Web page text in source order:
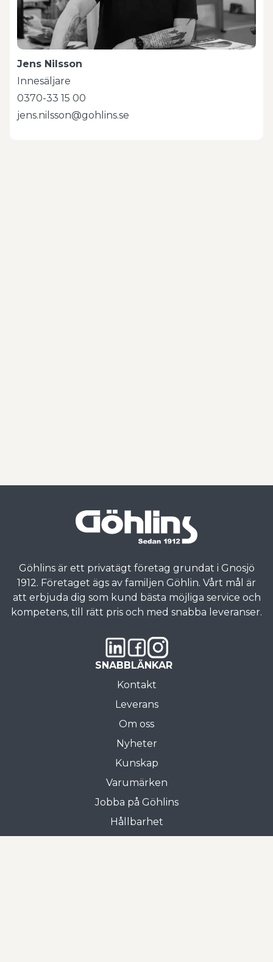
Jens Nilsson
Innesäljare
0370-33 15 00
jens.nilsson@gohlins.se
Göhlins är ett privatägt företag grundat i Gnosjö
1912. Företaget ägs av familjen Göhlin. Vårt mål är
att erbjuda dig som kund bästa möjliga service och
kompetens, till rätt pris och med snabba leveranser.
SNABBLÄNKAR
Kontakt
Leverans
Om oss
Nyheter
Kunskap
Varumärken
Jobba på Göhlins
Hållbarhet